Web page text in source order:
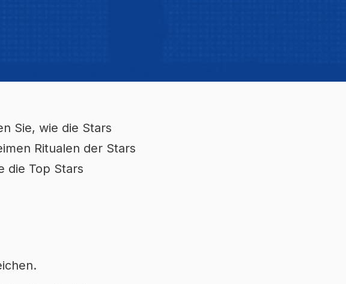
Sie, wie die Stars
Ritualen der Stars
die Top Stars